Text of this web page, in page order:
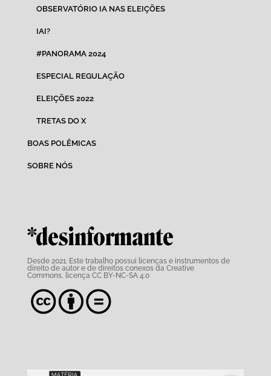
OBSERVATÓRIO IA NAS ELEIÇÕES
IAI?
#PANORAMA 2024
ESPECIAL REGULAÇÃO
ELEIÇÕES 2022
TRETAS DO X
BOAS POLÊMICAS
SOBRE NÓS
*desinformante
Desde 2021. Este trabalho possui licenças e instrumentos de
direito de autor e de direitos conexos da Creative
Commons,
licença CC BY-NC-SA 4.0